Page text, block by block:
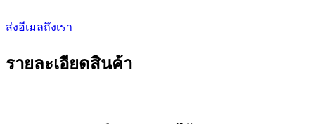
ส่งอีเมลถึงเรา
รายละเอียดสินค้า